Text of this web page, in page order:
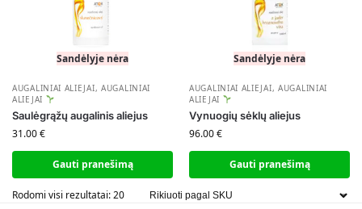
Sandėlyje nėra
AUGALINIAI ALIEJAI,AUGALINIAI
ALIEJAI
Saulėgrąžų augalinis aliejus
31.00€
Gauti pranešimą
Sandėlyje nėra
AUGALINIAI ALIEJAI,AUGALINIAI
ALIEJAI
Vynuogių sėklų aliejus
96.00€
Gauti pranešimą
Rodomi visi rezultatai: 20